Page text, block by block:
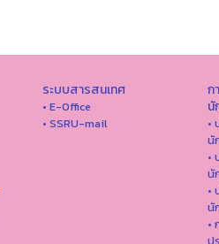
ระบบสารสนเทศ
• E-Office
• SSRU-mail
ก
นั
•
นั
•
นั
•
นั
•
ป